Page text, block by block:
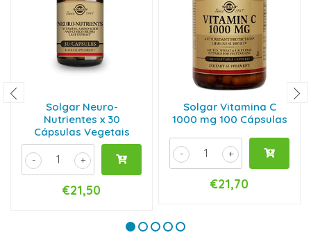
Solgar Neuro-
Nutrientes x 30
Cápsulas Vegetais
+
-
€21,50
Solgar Vitamina C
1000 mg 100 Cápsulas
+
-
€21,70